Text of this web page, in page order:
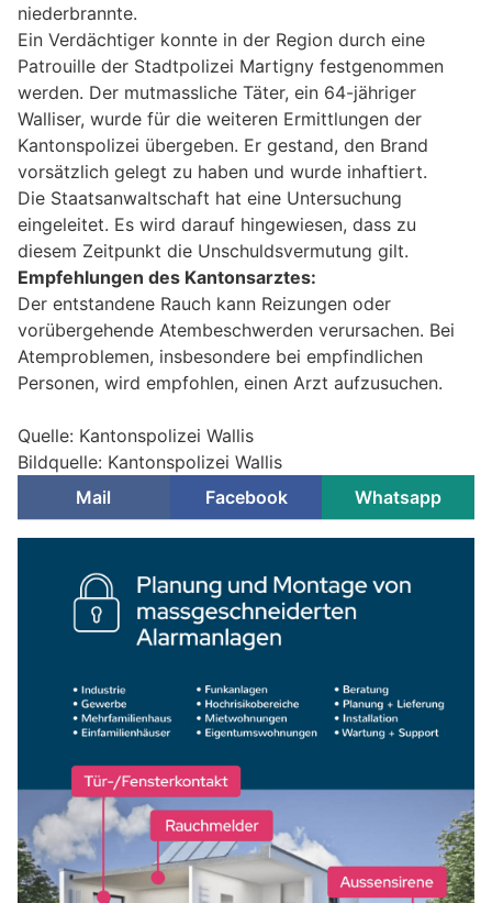
niederbrannte.
Ein Verdächtiger konnte in der Region durch eine
Patrouille der Stadtpolizei Martigny festgenommen
werden. Der mutmassliche Täter, ein 64-jähriger
Walliser, wurde für die weiteren Ermittlungen der
Kantonspolizei übergeben. Er gestand, den Brand
vorsätzlich gelegt zu haben und wurde inhaftiert.
Die Staatsanwaltschaft hat eine Untersuchung
eingeleitet. Es wird darauf hingewiesen, dass zu
diesem Zeitpunkt die Unschuldsvermutung gilt.
Empfehlungen des Kantonsarztes:
Der entstandene Rauch kann Reizungen oder
vorübergehende Atembeschwerden verursachen. Bei
Atemproblemen, insbesondere bei empfindlichen
Personen, wird empfohlen, einen Arzt aufzusuchen.
Quelle: Kantonspolizei Wallis
Bildquelle: Kantonspolizei Wallis
Mail
Facebook Whatsapp